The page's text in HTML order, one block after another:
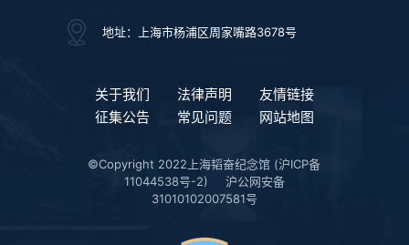
地址：上海市杨浦区周家嘴路3678号
关于我们 法律声明
友情链接
征集公告
常见问题 网站地图
©Copyright 2022上海韬奋纪念馆 (沪ICP备
11044538号-2)
沪公网安备
31010102007581号